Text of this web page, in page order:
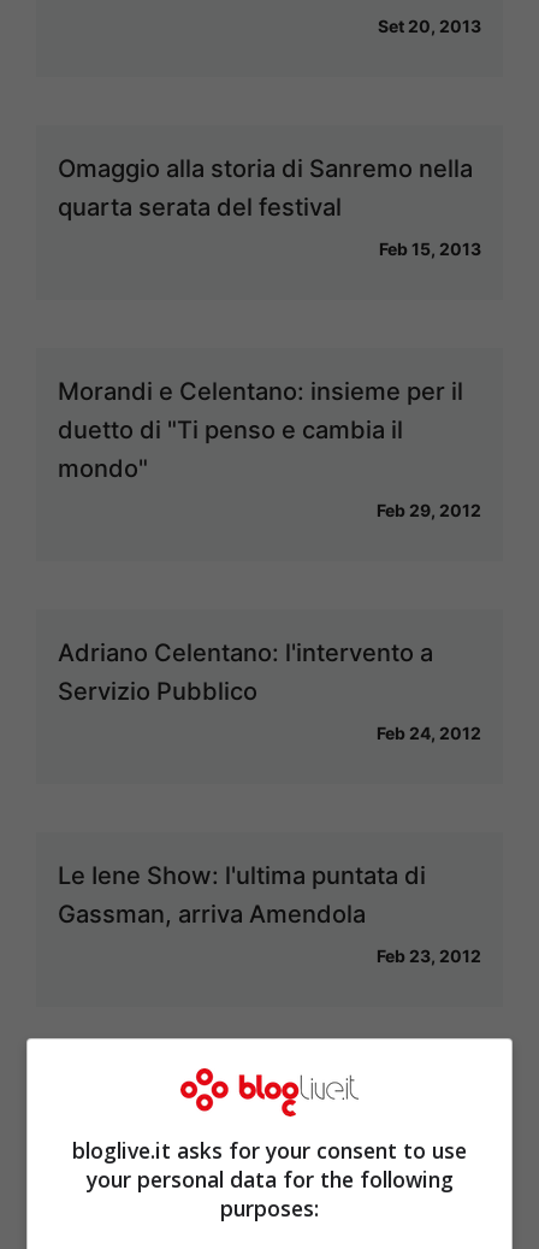
Set 20, 2013
Omaggio alla storia di Sanremo nella
quarta serata del festival
Feb 15, 2013
Morandi e Celentano: insieme per il
duetto di "Ti penso e cambia il
mondo"
Feb 29, 2012
Adriano Celentano: l'intervento a
Servizio Pubblico
Feb 24, 2012
Le Iene Show: l'ultima puntata di
Gassman, arriva Amendola
Feb 23, 2012
Sanremo 2012: vince Emma
Feb 19, 2012
bloglive.it asks for your consent to use
your personal data for the following
purposes: